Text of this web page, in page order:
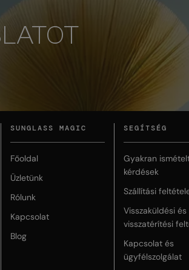
SUNGLASS MAGIC
Főoldal
Üzletünk
Rólunk
Kapcsolat
Blog
SEGÍTSÉG
Gyakran
kérdések
Szállítási
Visszaküldési és
visszatérítési
Kapcsolat és
ügyfélszolgálat